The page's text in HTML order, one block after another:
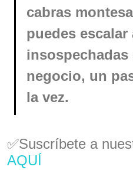
cabras
puedes escalar
insospechadas
negocio, un
la vez.
✅Suscríbete a
AQUÍ